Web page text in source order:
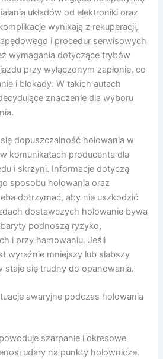
układów od elektroniki oraz
wynikają z rekuperacji,
i procedur serwisowych
wymagania dotyczące trybów
przy wyłączonym zapłonie, co
i blokady. W takich autach
znaczenie dla wyboru
dopuszczalność holowania w
komunikatach producenta dla
i skrzyni. Informacje dotyczą
sposobu holowania oraz
dotrzymać, aby nie uszkodzić
dostawczych holowanie bywa
podnoszą ryzyko,
i przy hamowaniu. Jeśli
wyraźnie mniejszy lub słabszy
staje się trudny do opanowania.
awaryjne podczas holowania
szarpanie i okresowe
udary na punkty holownicze.